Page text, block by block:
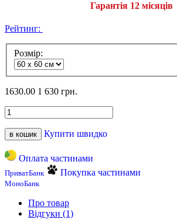
Гарантія 12 місяців
Рейтинг:
Розмір:
1630.00 1 630 грн.
в кошик Купити швидко
Оплата частинами
ПриватБанк Покупка частинами
МоноБанк
Про товар
Відгуки (1)